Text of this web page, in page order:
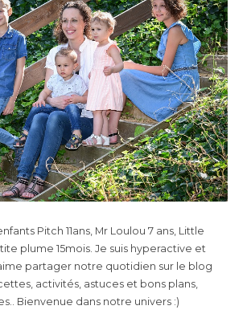
Pitch 11ans, Mr Loulou 7 ans, Little
plume 15mois. Je suis hyperactive et
partager notre quotidien sur le blog
activités, astuces et bons plans,
Bienvenue dans notre univers :)